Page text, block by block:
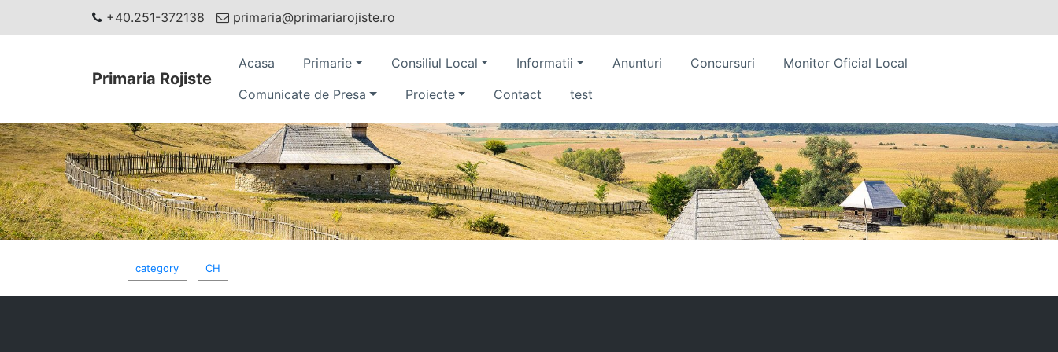
+40.251-372138 primaria@primariarojiste.ro
Primaria Rojiste
Acasa Primarie Consiliul Local Informatii Anunturi Concursuri
Monitor Oficial Local
Comunicate de Presa
Proiecte Contact test
category CH